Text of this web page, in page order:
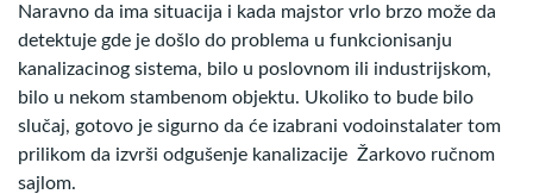
Naravno da ima situacija i kada majstor vrlo brzo može da
detektuje gde je došlo do problema u funkcionisanju
kanalizacinog sistema, bilo u poslovnom ili industrijskom,
bilo u nekom stambenom objektu. Ukoliko to bude bilo
slučaj, gotovo je sigurno da će izabrani vodoinstalater tom
prilikom da izvrši odgušenje kanalizacije Žarkovo ručnom
sajlom.